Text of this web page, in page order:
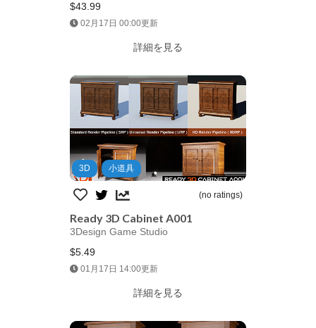
$43.99
02月17日 00:00更新
詳細を見る
Jump AssetStore
3D 小道具
(no ratings)
Ready 3D Cabinet A001
3Design Game Studio
$5.49
01月17日 14:00更新
詳細を見る
Jump AssetStore